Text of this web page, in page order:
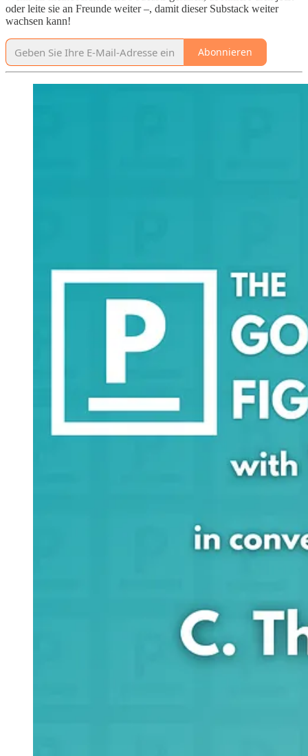
oder leite sie an Freunde weiter –, damit dieser Substack weiter
wachsen kann!
Abonnieren